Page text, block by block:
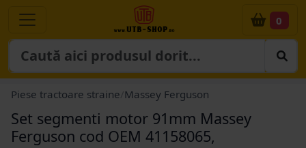
0
Piese tractoare straine Massey Ferguson
Set segmenti motor 91mm Massey
Ferguson cod OEM 41158065,